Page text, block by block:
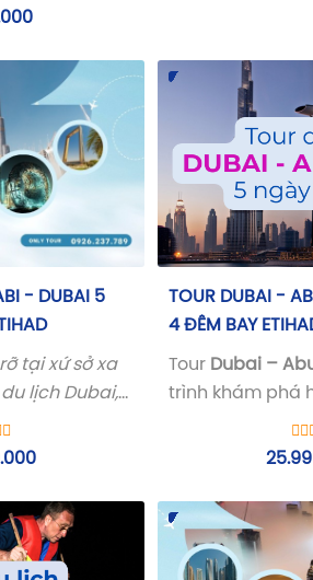
- DUBAI 5
tại xứ sở xa
lịch Dubai,
sôi động tại
bậc nhất
TOUR DUBAI -
4 ĐÊM BAY
Tour Dubai –
trình khám phá
tiếng nhất của
quốc Ả Rập
hiện đại và nét
Đông đặc sắc.